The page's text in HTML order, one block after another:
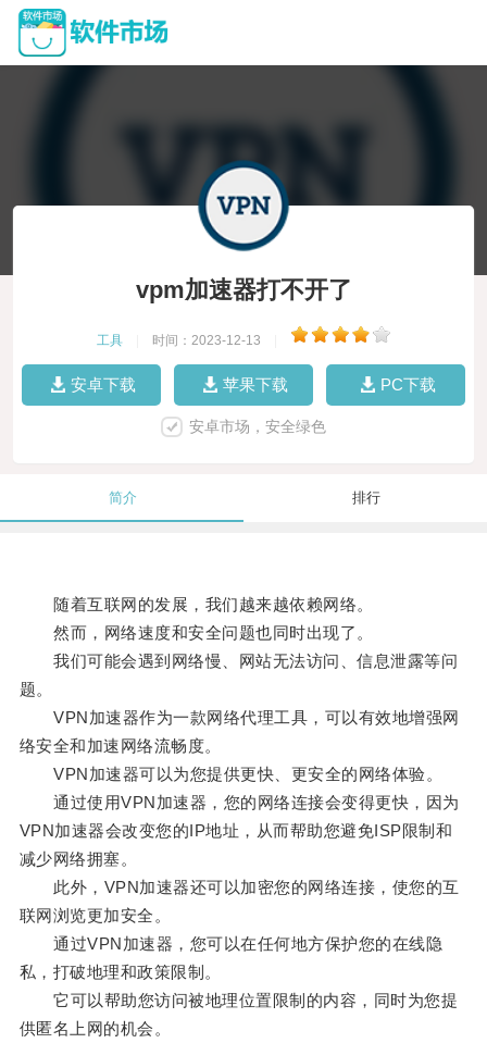
vpm加速器打不开了
工具 时间：2023-12-13
安卓下载 苹果下载 PC下载
安卓市场，安全绿色
简介 排行
随着互联网的发展，我们越来越依赖网络。
然而，网络速度和安全问题也同时出现了。
我们可能会遇到网络慢、网站无法访问、信息泄露等问
题。
VPN加速器作为一款网络代理工具，可以有效地增强网
络安全和加速网络流畅度。
VPN加速器可以为您提供更快、更安全的网络体验。
通过使用VPN加速器，您的网络连接会变得更快，因为
VPN加速器会改变您的IP地址，从而帮助您避免ISP限制和
减少网络拥塞。
此外，VPN加速器还可以加密您的网络连接，使您的互
联网浏览更加安全。
通过VPN加速器，您可以在任何地方保护您的在线隐
私，打破地理和政策限制。
它可以帮助您访问被地理位置限制的内容，同时为您提
供匿名上网的机会。